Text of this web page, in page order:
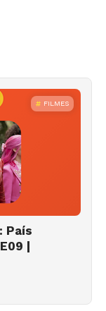
FILMES
País
|